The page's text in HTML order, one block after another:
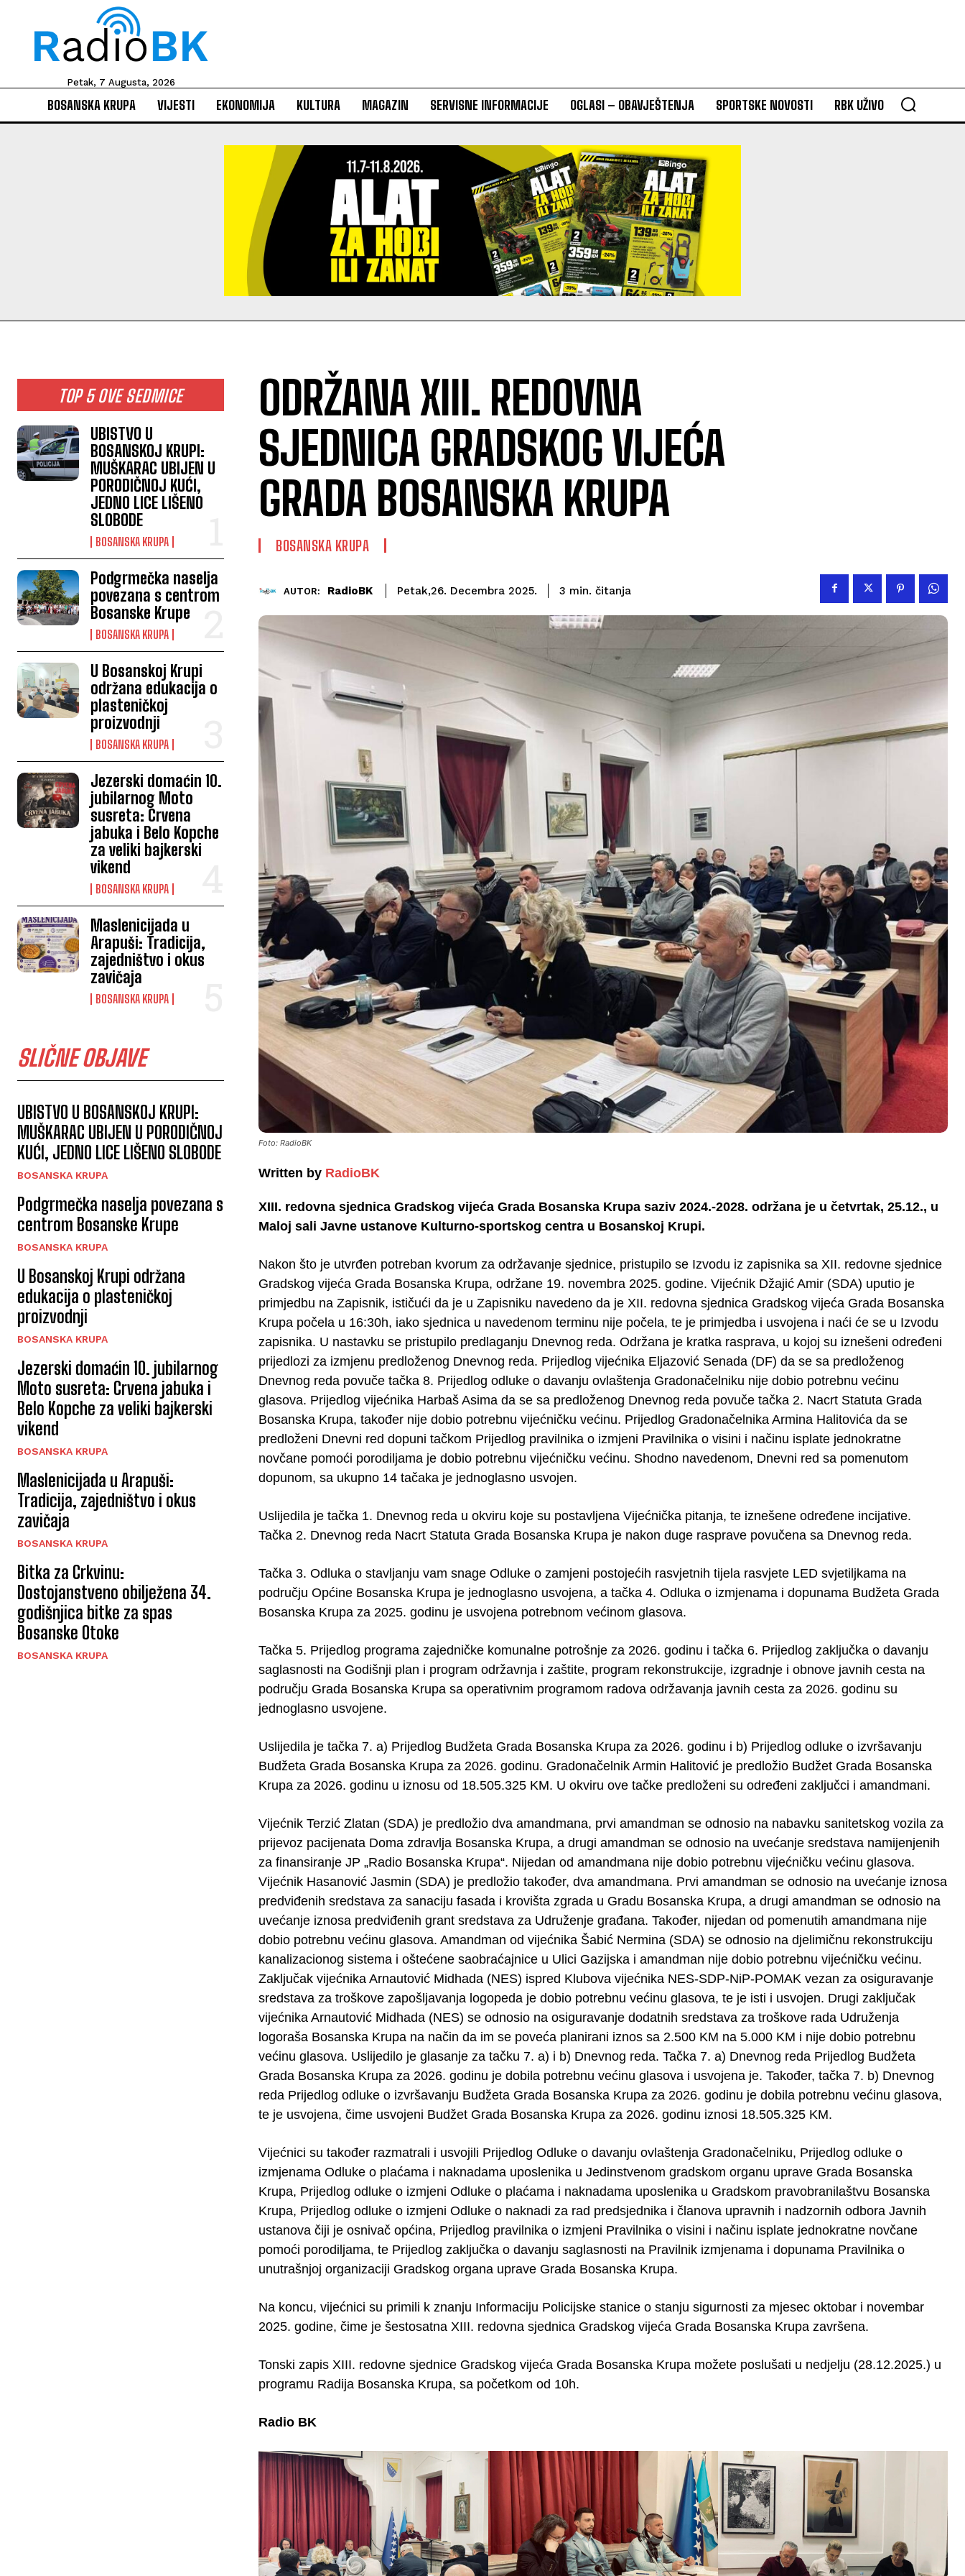
Petak, 7 Augusta, 2026
BOSANSKA KRUPA VIJESTI EKONOMIJA KULTURA MAGAZIN SERVISNE INFORMACIJE OGLASI – OBAVJEŠTENJA SPORTSKE NOVOSTI RBK UŽIVO
TOP 5 OVE SEDMICE
UBISTVO U
BOSANSKOJ KRUPI:
MUŠKARAC UBIJEN U
PORODIČNOJ KUĆI,
JEDNO LICE LIŠENO
SLOBODE
BOSANSKA KRUPA
Podgrmečka naselja
povezana s centrom
Bosanske Krupe
BOSANSKA KRUPA
U Bosanskoj Krupi
održana edukacija o
plasteničkoj
proizvodnji
BOSANSKA KRUPA
Jezerski domaćin 10.
jubilarnog Moto
susreta: Crvena
jabuka i Belo Kopche
za veliki bajkerski
vikend
BOSANSKA KRUPA
Maslenicijada u
Arapuši: Tradicija,
zajedništvo i okus
zavičaja
BOSANSKA KRUPA
SLIČNE OBJAVE
UBISTVO U BOSANSKOJ KRUPI:
MUŠKARAC UBIJEN U PORODIČNOJ
KUĆI, JEDNO LICE LIŠENO SLOBODE
BOSANSKA KRUPA
Podgrmečka naselja povezana s
centrom Bosanske Krupe
BOSANSKA KRUPA
U Bosanskoj Krupi održana
edukacija o plasteničkoj
proizvodnji
BOSANSKA KRUPA
Jezerski domaćin 10. jubilarnog
Moto susreta: Crvena jabuka i
Belo Kopche za veliki bajkerski
vikend
BOSANSKA KRUPA
Maslenicijada u Arapuši:
Tradicija, zajedništvo i okus
zavičaja
BOSANSKA KRUPA
Bitka za Crkvinu:
Dostojanstveno obilježena 34.
godišnjica bitke za spas
Bosanske Otoke
BOSANSKA KRUPA
ODRŽANA XIII. REDOVNA
SJEDNICA GRADSKOG VIJEĆA
GRADA BOSANSKA KRUPA
BOSANSKA KRUPA
AUTOR: RadioBK Petak,26. Decembra 2025. 3 min. čitanja
Foto: RadioBK
Written by RadioBK
XIII. redovna sjednica Gradskog vijeća Grada Bosanska Krupa saziv 2024.-2028. održana je u četvrtak, 25.12., u
Maloj sali Javne ustanove Kulturno-sportskog centra u Bosanskoj Krupi.
Nakon što je utvrđen potreban kvorum za održavanje sjednice, pristupilo se Izvodu iz zapisnika sa XII. redovne sjednice
Gradskog vijeća Grada Bosanska Krupa, održane 19. novembra 2025. godine. Vijećnik Džajić Amir (SDA) uputio je
primjedbu na Zapisnik, ističući da je u Zapisniku navedeno da je XII. redovna sjednica Gradskog vijeća Grada Bosanska
Krupa počela u 16:30h, iako sjednica u navedenom terminu nije počela, te je primjedba i usvojena i naći će se u Izvodu
zapisnika. U nastavku se pristupilo predlaganju Dnevnog reda. Održana je kratka rasprava, u kojoj su iznešeni određeni
prijedlozi za izmjenu predloženog Dnevnog reda. Prijedlog vijećnika Eljazović Senada (DF) da se sa predloženog
Dnevnog reda povuče tačka 8. Prijedlog odluke o davanju ovlaštenja Gradonačelniku nije dobio potrebnu većinu
glasova. Prijedlog vijećnika Harbaš Asima da se sa predloženog Dnevnog reda povuče tačka 2. Nacrt Statuta Grada
Bosanska Krupa, također nije dobio potrebnu vijećničku većinu. Prijedlog Gradonačelnika Armina Halitovića da se
predloženi Dnevni red dopuni tačkom Prijedlog pravilnika o izmjeni Pravilnika o visini i načinu isplate jednokratne
novčane pomoći porodiljama je dobio potrebnu vijećničku većinu. Shodno navedenom, Dnevni red sa pomenutom
dopunom, sa ukupno 14 tačaka je jednoglasno usvojen.
Uslijedila je tačka 1. Dnevnog reda u okviru koje su postavljena Vijećnička pitanja, te iznešene određene incijative.
Tačka 2. Dnevnog reda Nacrt Statuta Grada Bosanska Krupa je nakon duge rasprave povučena sa Dnevnog reda.
Tačka 3. Odluka o stavljanju vam snage Odluke o zamjeni postojećih rasvjetnih tijela rasvjete LED svjetiljkama na
području Općine Bosanska Krupa je jednoglasno usvojena, a tačka 4. Odluka o izmjenama i dopunama Budžeta Grada
Bosanska Krupa za 2025. godinu je usvojena potrebnom većinom glasova.
Tačka 5. Prijedlog programa zajedničke komunalne potrošnje za 2026. godinu i tačka 6. Prijedlog zaključka o davanju
saglasnosti na Godišnji plan i program održavnja i zaštite, program rekonstrukcije, izgradnje i obnove javnih cesta na
području Grada Bosanska Krupa sa operativnim programom radova održavanja javnih cesta za 2026. godinu su
jednoglasno usvojene.
Uslijedila je tačka 7. a) Prijedlog Budžeta Grada Bosanska Krupa za 2026. godinu i b) Prijedlog odluke o izvršavanju
Budžeta Grada Bosanska Krupa za 2026. godinu. Gradonačelnik Armin Halitović je predložio Budžet Grada Bosanska
Krupa za 2026. godinu u iznosu od 18.505.325 KM. U okviru ove tačke predloženi su određeni zaključci i amandmani.
Vijećnik Terzić Zlatan (SDA) je predložio dva amandmana, prvi amandman se odnosio na nabavku sanitetskog vozila za
prijevoz pacijenata Doma zdravlja Bosanska Krupa, a drugi amandman se odnosio na uvećanje sredstava namijenjenih
za finansiranje JP „Radio Bosanska Krupa“. Nijedan od amandmana nije dobio potrebnu vijećničku većinu glasova.
Vijećnik Hasanović Jasmin (SDA) je predložio također, dva amandmana. Prvi amandman se odnosio na uvećanje iznosa
predviđenih sredstava za sanaciju fasada i krovišta zgrada u Gradu Bosanska Krupa, a drugi amandman se odnosio na
uvećanje iznosa predviđenih grant sredstava za Udruženje građana. Također, nijedan od pomenutih amandmana nije
dobio potrebnu većinu glasova. Amandman od vijećnika Šabić Nermina (SDA) se odnosio na djelimičnu rekonstrukciju
kanalizacionog sistema i oštećene saobraćajnice u Ulici Gazijska i amandman nije dobio potrebnu vijećničku većinu.
Zaključak vijećnika Arnautović Midhada (NES) ispred Klubova vijećnika NES-SDP-NiP-POMAK vezan za osiguravanje
sredstava za troškove zapošljavanja logopeda je dobio potrebnu većinu glasova, te je isti i usvojen. Drugi zaključak
vijećnika Arnautović Midhada (NES) se odnosio na osiguravanje dodatnih sredstava za troškove rada Udruženja
logoraša Bosanska Krupa na način da im se poveća planirani iznos sa 2.500 KM na 5.000 KM i nije dobio potrebnu
većinu glasova. Uslijedilo je glasanje za tačku 7. a) i b) Dnevnog reda. Tačka 7. a) Dnevnog reda Prijedlog Budžeta
Grada Bosanska Krupa za 2026. godinu je dobila potrebnu većinu glasova i usvojena je. Također, tačka 7. b) Dnevnog
reda Prijedlog odluke o izvršavanju Budžeta Grada Bosanska Krupa za 2026. godinu je dobila potrebnu većinu glasova,
te je usvojena, čime usvojeni Budžet Grada Bosanska Krupa za 2026. godinu iznosi 18.505.325 KM.
Vijećnici su također razmatrali i usvojili Prijedlog Odluke o davanju ovlaštenja Gradonačelniku, Prijedlog odluke o
izmjenama Odluke o plaćama i naknadama uposlenika u Jedinstvenom gradskom organu uprave Grada Bosanska
Krupa, Prijedlog odluke o izmjeni Odluke o plaćama i naknadama uposlenika u Gradskom pravobranilaštvu Bosanska
Krupa, Prijedlog odluke o izmjeni Odluke o naknadi za rad predsjednika i članova upravnih i nadzornih odbora Javnih
ustanova čiji je osnivač općina, Prijedlog pravilnika o izmjeni Pravilnika o visini i načinu isplate jednokratne novčane
pomoći porodiljama, te Prijedlog zaključka o davanju saglasnosti na Pravilnik izmjenama i dopunama Pravilnika o
unutrašnjoj organizaciji Gradskog organa uprave Grada Bosanska Krupa.
Na koncu, vijećnici su primili k znanju Informaciju Policijske stanice o stanju sigurnosti za mjesec oktobar i novembar
2025. godine, čime je šestosatna XIII. redovna sjednica Gradskog vijeća Grada Bosanska Krupa završena.
Tonski zapis XIII. redovne sjednice Gradskog vijeća Grada Bosanska Krupa možete poslušati u nedjelju (28.12.2025.) u
programu Radija Bosanska Krupa, sa početkom od 10h.
Radio BK